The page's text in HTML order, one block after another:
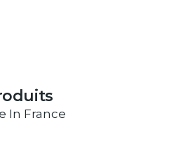
In France